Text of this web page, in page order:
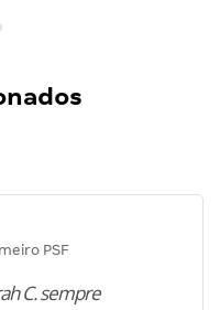
PSF
C. sempre